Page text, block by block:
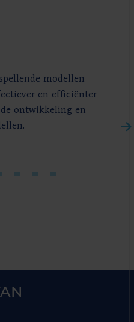
modellen
en efficiënter
ontwikkeling en